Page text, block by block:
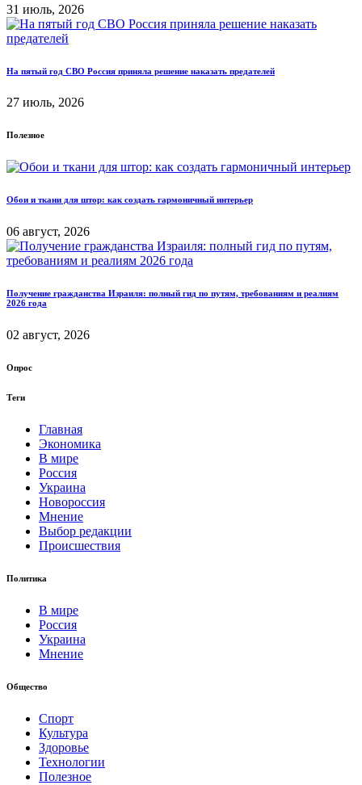
31 июль, 2026
На пятый год СВО Россия приняла решение наказать предателей
27 июль, 2026
Полезное
Обои и ткани для штор: как создать гармоничный интерьер
06 август, 2026
Получение гражданства Израиля: полный гид по путям, требованиям и реалиям
2026 года
02 август, 2026
Опрос
Теги
Главная
Экономика
В мире
Россия
Украина
Новороссия
Мнение
Выбор редакции
Происшествия
Политика
В мире
Россия
Украина
Мнение
Общество
Спорт
Культура
Здоровье
Технологии
Полезное